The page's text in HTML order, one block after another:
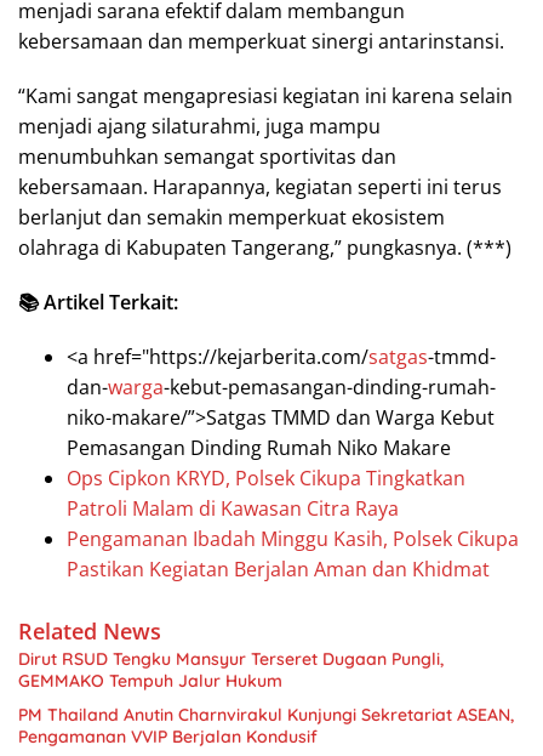
menjadi sarana efektif dalam membangun
kebersamaan dan memperkuat sinergi antarinstansi.
“Kami sangat mengapresiasi kegiatan ini karena selain
menjadi ajang silaturahmi, juga mampu
menumbuhkan semangat sportivitas dan
kebersamaan. Harapannya, kegiatan seperti ini terus
berlanjut dan semakin memperkuat ekosistem
olahraga di Kabupaten Tangerang,” pungkasnya. (***)
📚 Artikel Terkait:
<a href="https://kejarberita.com/satgas-tmmd-
dan-warga-kebut-pemasangan-dinding-rumah-
niko-makare/”>Satgas TMMD dan Warga Kebut
Pemasangan Dinding Rumah Niko Makare
Ops Cipkon KRYD, Polsek Cikupa Tingkatkan
Patroli Malam di Kawasan Citra Raya
Pengamanan Ibadah Minggu Kasih, Polsek Cikupa
Pastikan Kegiatan Berjalan Aman dan Khidmat
Related News
Dirut RSUD Tengku Mansyur Terseret Dugaan Pungli,
GEMMAKO Tempuh Jalur Hukum
PM Thailand Anutin Charnvirakul Kunjungi Sekretariat ASEAN,
Pengamanan VVIP Berjalan Kondusif